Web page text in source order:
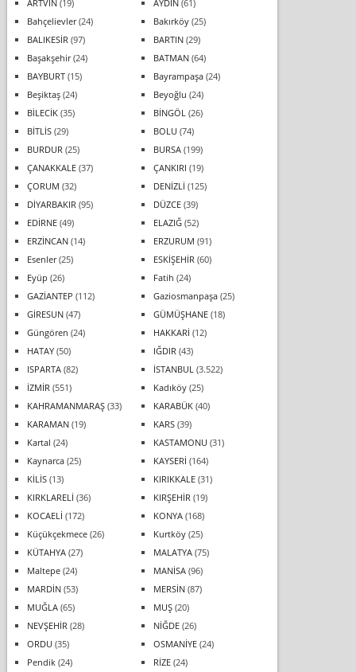
ARTVİN (19) AYDIN (61)
Bahçelievler(24) Bakırköy(25)
BALIKESİR (97) BARTIN(29)
Başakşehir(24) BATMAN(64)
BAYBURT(15) Bayrampaşa(24)
Beşiktaş(24) Beyoğlu (24)
BİLECİK(35) BİNGÖL (26)
BİTLİS(29) BOLU (74)
BURDUR (25) BURSA(199)
ÇANAKKALE(37) ÇANKIRI (19)
ÇORUM (32) DENİZLİ (125)
DİYARBAKIR (95) DÜZCE(39)
EDİRNE(49) ELAZIĞ(52)
ERZİNCAN(14) ERZURUM (91)
Esenler(25) ESKİŞEHİR (60)
Eyüp (26) Fatih (24)
GAZİANTEP (112) Gaziosmanpaşa(25)
GİRESUN(47) GÜMÜŞHANE(18)
Güngören (24) HAKKARİ (12)
HATAY(50) IĞDIR (43)
ISPARTA(82) İSTANBUL (3.522)
İZMİR (551) Kadıköy(25)
KAHRAMANMARAŞ(33) KARABÜK(40)
KARAMAN(19) KARS(39)
Kartal (24) KASTAMONU (31)
Kaynarca(25) KAYSERİ (164)
KİLİS(13) KIRIKKALE(31)
KIRKLARELİ (36) KIRŞEHİR (19)
KOCAELİ (172) KONYA(168)
Küçükçekmece(26) Kurtköy(25)
KÜTAHYA(27) MALATYA(75)
Maltepe(24) MANİSA(96)
MARDİN(53) MERSİN(87)
MUĞLA(65) MUŞ(20)
NEVŞEHİR (28) NİĞDE(26)
ORDU (35) OSMANİYE(24)
Pendik(24) RİZE(24)